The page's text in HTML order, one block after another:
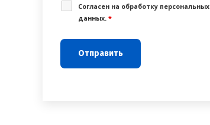
Cогласен на обработку персональных
данных. *